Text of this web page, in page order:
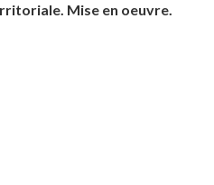
Mise en oeuvre.